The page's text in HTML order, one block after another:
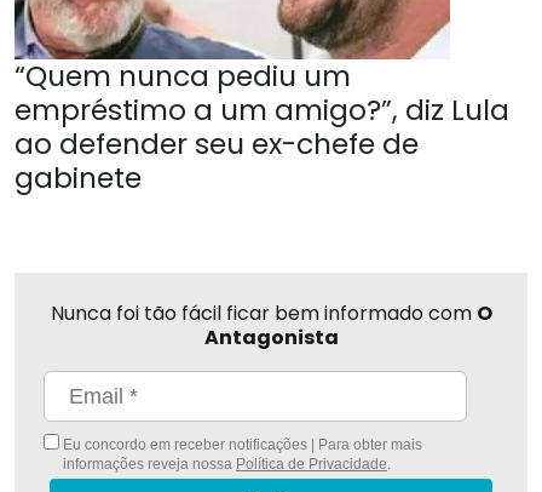
“Quem nunca pediu um
empréstimo a um amigo?”, diz Lula
ao defender seu ex-chefe de
gabinete
Nunca foi tão fácil ficar bem informado com O
Antagonista
Eu concordo em receber notificações | Para obter mais
informações reveja nossa Política de Privacidade.